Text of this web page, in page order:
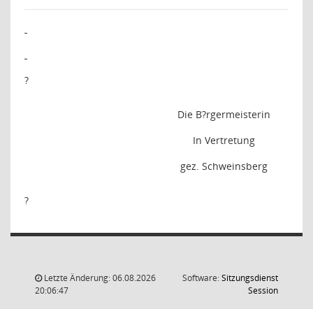
?
Die B?rgermeisterin
In Vertretung
gez. Schweinsberg
?
Letzte Änderung: 06.08.2026
20:06:47
Software:Sitzungsdienst
Session(Wird in